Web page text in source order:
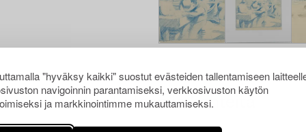
"hyväksy kaikki" suostut evästeiden tallentamiseen
navigoinnin parantamiseksi, verkkosivuston käytön
ja markkinointimme mukauttamiseksi.
Muiden katsomia kohteita